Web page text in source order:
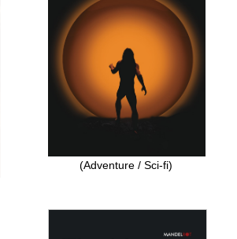
(Adventure / Sci-fi)